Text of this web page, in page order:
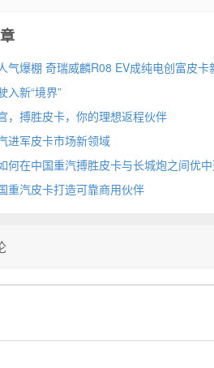
气爆棚 奇瑞威麟R08 EV成纯电创富皮卡
入新“境界”
，搏胜皮卡，你的理想返程伙伴
进军皮卡市场新领域
何在中国重汽搏胜皮卡与长城炮之间优中
重汽皮卡打造可靠商用伙伴